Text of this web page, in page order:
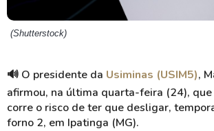
(Shutterstock)
🔊 O presidente da Usiminas (USIM5),
afirmou, na última quarta-feira (24), que
corre o risco de ter que desligar,
forno 2, em Ipatinga (MG).